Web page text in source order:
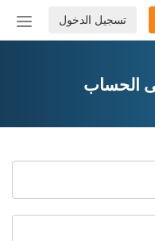
أو
تسجيل الدخول
الحساب